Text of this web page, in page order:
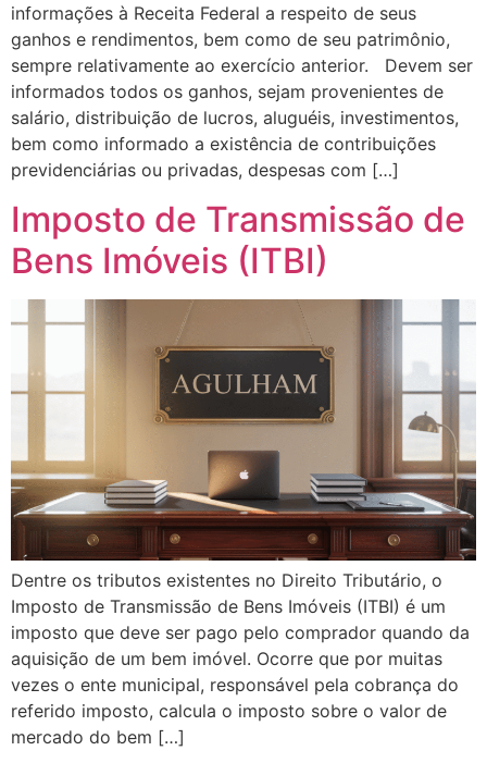
informações à Receita Federal a respeito de seus
ganhos e rendimentos, bem como de seu patrimônio,
sempre relativamente ao exercício anterior. Devem ser
informados todos os ganhos, sejam provenientes de
salário, distribuição de lucros, aluguéis, investimentos,
bem como informado a existência de contribuições
previdenciárias ou privadas, despesas com […]
Imposto de Transmissão de
Bens Imóveis (ITBI)
Dentre os tributos existentes no Direito Tributário, o
Imposto de Transmissão de Bens Imóveis (ITBI) é um
imposto que deve ser pago pelo comprador quando da
aquisição de um bem imóvel. Ocorre que por muitas
vezes o ente municipal, responsável pela cobrança do
referido imposto, calcula o imposto sobre o valor de
mercado do bem […]